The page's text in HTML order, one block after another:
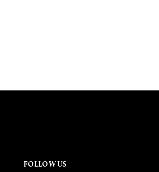
FOLLOW US